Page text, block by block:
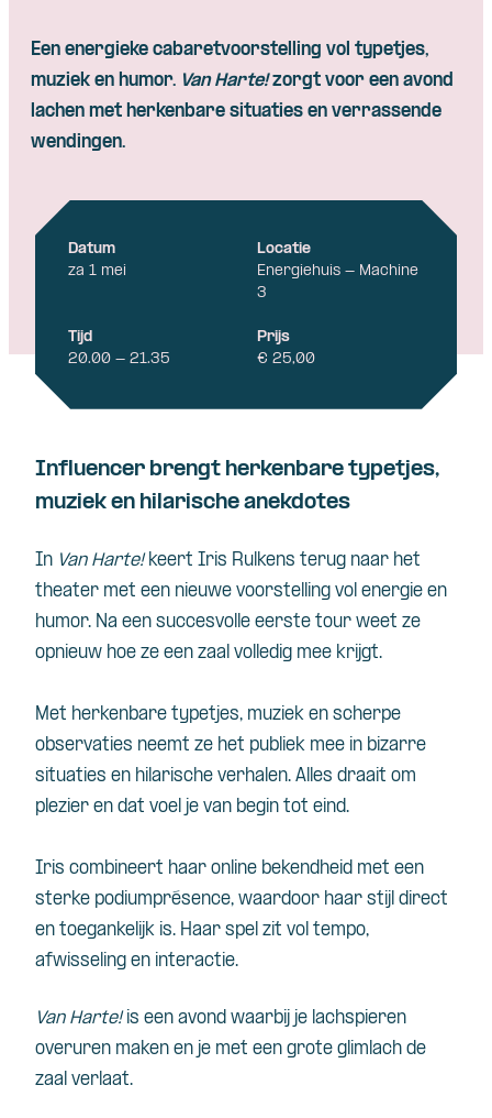
Een energieke cabaretvoorstelling vol typetjes,
muziek en humor. Van Harte!zorgt voor een avond
lachen met herkenbare situaties en verrassende
wendingen.
Datum
za 1 mei
Locatie
Energiehuis - Machine
3
Tijd
20.00 - 21.35
Prijs
€ 25,00
Influencer brengt herkenbare typetjes,
muziek en hilarische anekdotes
In Van Harte!keert Iris Rulkens terug naar het
theater met een nieuwe voorstelling vol energie en
humor. Na een succesvolle eerste tour weet ze
opnieuw hoe ze een zaal volledig mee krijgt.
Met herkenbare typetjes, muziek en scherpe
observaties neemt ze het publiek mee in bizarre
situaties en hilarische verhalen. Alles draait om
plezier en dat voel je van begin tot eind.
Iris combineert haar online bekendheid met een
sterke podiumprésence, waardoor haar stijl direct
en toegankelijk is. Haar spel zit vol tempo,
afwisseling en interactie.
Van Harte!is een avond waarbij je lachspieren
overuren maken en je met een grote glimlach de
zaal verlaat.